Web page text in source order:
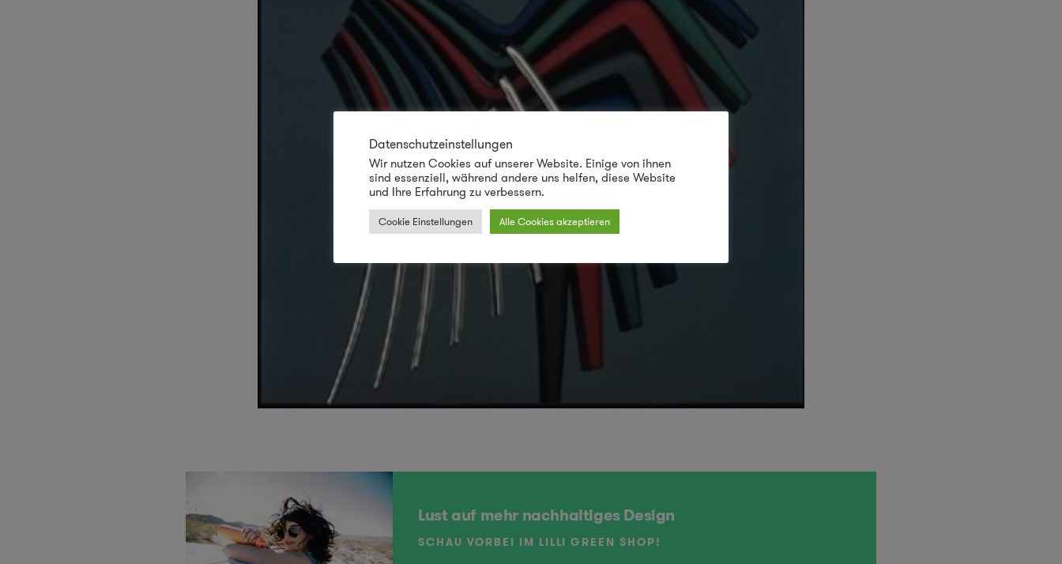
Lust auf mehr nachhaltiges Design
SCHAU VORBEI IM LILLI GREEN SHOP!
Datenschutzeinstellungen
Wir nutzen Cookies auf unserer Website. Einige von ihnen
sind essenziell, während andere uns helfen, diese Website
und Ihre Erfahrung zu verbessern.
Cookie Einstellungen Alle Cookies akzeptieren